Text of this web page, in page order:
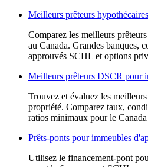
Meilleurs prêteurs
Comparez les meilleurs
au Canada. Grandes banques,
approuvés SCHL et options
Meilleurs prêteurs DSCR pour
Trouvez et évaluez les
propriété. Comparez taux,
ratios minimaux pour le Canada
Prêts-ponts pour immeubles
Utilisez le financement-pont